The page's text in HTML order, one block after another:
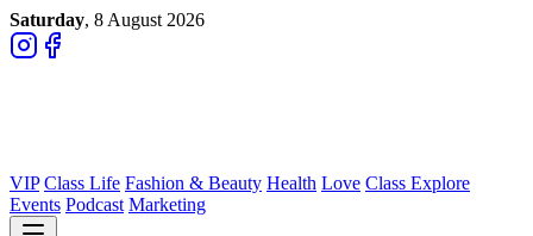
Saturday, 8 August 2026
VIP Class Life Fashion & Beauty Health Love Class Explore
Events Podcast Marketing